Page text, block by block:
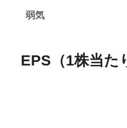
弱気
EPS（1株当た